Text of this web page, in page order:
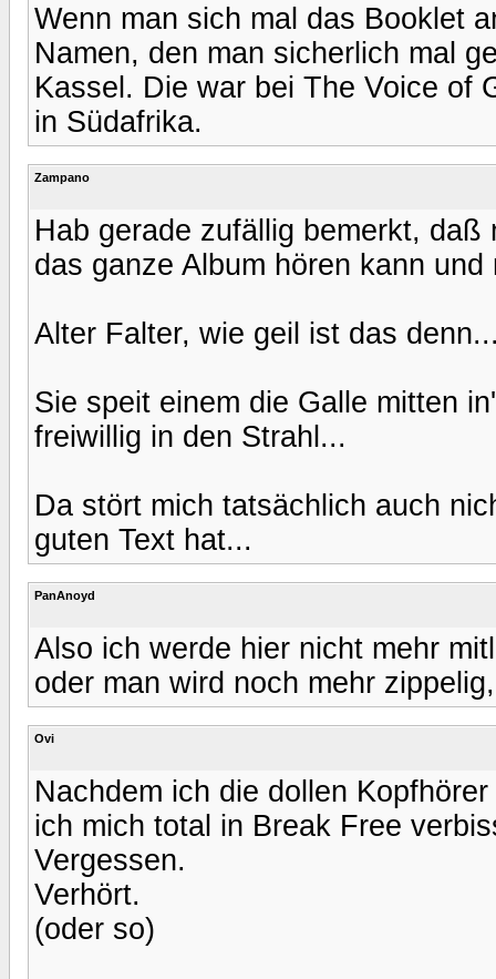
Wenn man sich mal das Booklet
Namen, den man sicherlich mal
Kassel. Die war bei The Voice of
in Südafrika.
Zampano
Hab gerade zufällig bemerkt,
das ganze Album hören kann
Alter Falter, wie geil ist das
Sie speit einem die Galle mitten
freiwillig in den Strahl...
Da stört mich tatsächlich auch
guten Text hat...
PanAnoyd
Also ich werde hier nicht mehr
oder man wird noch mehr
Ovi
Nachdem ich die dollen
ich mich total in Break Free
Vergessen.
Verhört.
(oder so)